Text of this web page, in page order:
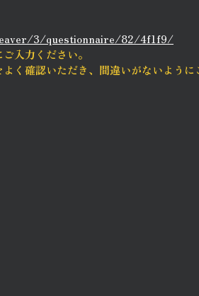
3/questionnaire/82/4f1f9/
入力ください。
く確認いただき、間違いがないように